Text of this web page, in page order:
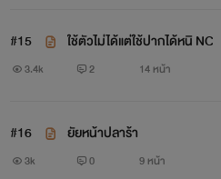
#15 ใช้ตัวไม่ได้แต่ใช้ปากได้หนิ NC
3.4k 2 14 หน้า
#16 ยัยหน้าปลาร้า
3k 0 9 หน้า